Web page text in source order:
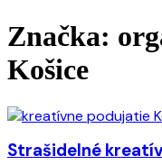
Značka:
Košice
Strašidelné